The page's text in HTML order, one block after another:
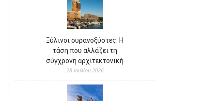
Ξύλινοι ουρανοξύστες: Η
τάση που αλλάζει τη
σύγχρονη αρχιτεκτονική
28 Ιουλίου 2026